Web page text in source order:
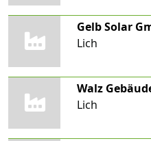
Gelb Solar
Lich
Walz
Lich